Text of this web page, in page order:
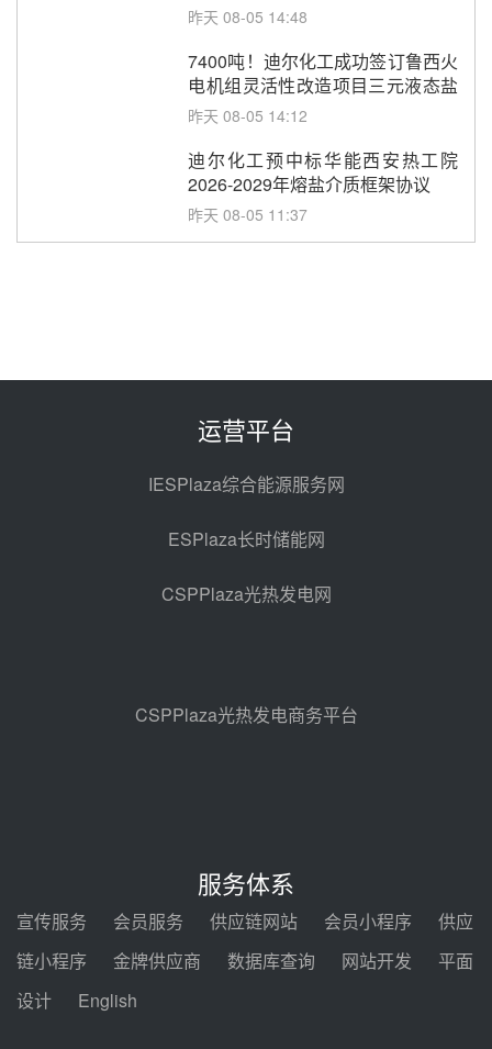
昨天 08-05 14:48
7400吨！迪尔化工成功签订鲁西火
电机组灵活性改造项目三元液态盐
采购合同
昨天 08-05 14:12
迪尔化工预中标华能西安热工院
2026-2029年熔盐介质框架协议
昨天 08-05 11:37
规模化助力构建绿色低碳电力供给
架协议项目中标候选人公示
350MW光热大基地建设提速！哈
前天 08-04 09:54
前天 08-04 09:27
目海南州香加#1储能工程EPC总承
包项目设备采购
河北金悦弘千中标重能新疆天山北
麓100MW光热发电项目用“碳钢、
运营平台
IESPlaza综合能源服务网
ESPlaza长时储能网
CSPPlaza光热发电网
CSPPlaza光热发电商务平台
服务体系
宣传服务 会员服务 供应链网站 会员小程序
供应
链小程序
金牌供应商 数据库查询 网站开发
平面
设计
English